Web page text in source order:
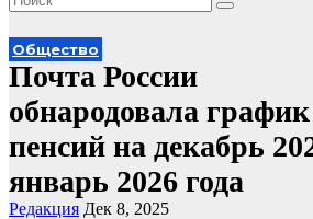
Общество
Почта России
обнародовала
пенсий на декабрь
январь 2026 года
Редакция Дек 8, 2025